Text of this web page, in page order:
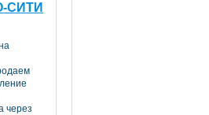
СИТИ
через